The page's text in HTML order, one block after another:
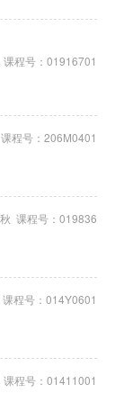
程号：01916701
程号：206M0401
课程号：019836
程号：014Y0601
程号：01411001